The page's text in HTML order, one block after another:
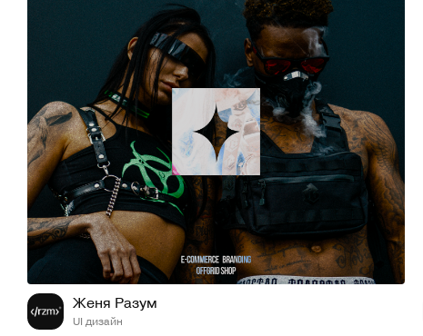
62 693
Женя Разум
UI дизайн